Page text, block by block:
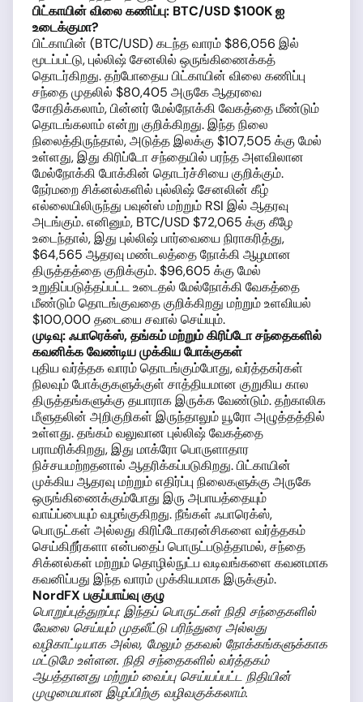
பிட்காயின் விலை கணிப்பு: BTC/USD $100K ஐ
உடைக்குமா?
பிட்காயின் (BTC/USD) கடந்த வாரம் $86,056 இல்
மூடப்பட்டு, புல்லிஷ் சேனலில் ஒருங்கிணைக்கத்
தொடர்கிறது. தற்போதைய பிட்காயின் விலை கணிப்பு
சந்தை முதலில் $80,405 அருகே ஆதரவை
சோதிக்கலாம், பின்னர் மேல்நோக்கி வேகத்தை மீண்டும்
தொடங்கலாம் என்று குறிக்கிறது. இந்த நிலை
நிலைத்திருந்தால், அடுத்த இலக்கு $107,505 க்கு மேல்
உள்ளது, இது கிரிப்டோ சந்தையில் பரந்த அளவிலான
மேல்நோக்கி போக்கின் தொடர்ச்சியை குறிக்கும்.
நேர்மறை சிக்னல்களில் புல்லிஷ் சேனலின் கீழ்
எல்லையிலிருந்து பவுன்ஸ் மற்றும் RSI இல் ஆதரவு
அடங்கும். எனினும், BTC/USD $72,065 க்கு கீழே
உடைந்தால், இது புல்லிஷ் பார்வையை நிராகரித்து,
$64,565 ஆதரவு மண்டலத்தை நோக்கி ஆழமான
திருத்தத்தை குறிக்கும். $96,605 க்கு மேல்
உறுதிப்படுத்தப்பட்ட உடைதல் மேல்நோக்கி வேகத்தை
மீண்டும் தொடங்குவதை குறிக்கிறது மற்றும் உளவியல்
$100,000 தடையை சவால் செய்யும்.
முடிவு: ஃபாரெக்ஸ், தங்கம் மற்றும் கிரிப்டோ சந்தைகளில்
கவனிக்க வேண்டிய முக்கிய போக்குகள்
புதிய வர்த்தக வாரம் தொடங்கும்போது, வர்த்தகர்கள்
நிலவும் போக்குகளுக்குள் சாத்தியமான குறுகிய கால
திருத்தங்களுக்கு தயாராக இருக்க வேண்டும். தற்காலிக
மீளுதலின் அறிகுறிகள் இருந்தாலும் யூரோ அழுத்தத்தில்
உள்ளது. தங்கம் வலுவான புல்லிஷ் வேகத்தை
பராமரிக்கிறது, இது மாக்ரோ பொருளாதார
நிச்சயமற்றதனால் ஆதரிக்கப்படுகிறது. பிட்காயின்
முக்கிய ஆதரவு மற்றும் எதிர்ப்பு நிலைகளுக்கு அருகே
ஒருங்கிணைக்கும்போது இரு அபாயத்தையும்
வாய்ப்பையும் வழங்குகிறது. நீங்கள் ஃபாரெக்ஸ்,
பொருட்கள் அல்லது கிரிப்டோகரன்சிகளை வர்த்தகம்
செய்கிறீர்களா என்பதைப் பொருட்படுத்தாமல், சந்தை
சிக்னல்கள் மற்றும் தொழில்நுட்ப வடிவங்களை கவனமாக
கவனிப்பது இந்த வாரம் முக்கியமாக இருக்கும்.
NordFX பகுப்பாய்வு குழு
பொறுப்புத்துறப்பு: இந்தப் பொருட்கள் நிதி சந்தைகளில்
வேலை செய்யும் முதலீட்டு பரிந்துரை அல்லது
வழிகாட்டியாக அல்ல, மேலும் தகவல் நோக்கங்களுக்காக
மட்டுமே உள்ளன. நிதி சந்தைகளில் வர்த்தகம்
ஆபத்தானது மற்றும் வைப்பு செய்யப்பட்ட நிதியின்
முழுமையான இழப்பிற்கு வழிவகுக்கலாம்.